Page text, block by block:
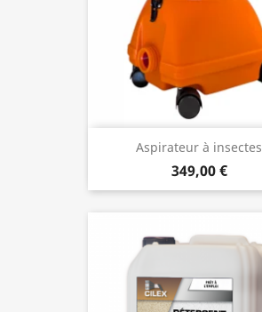
Aspirateur à insectes
349,00 €